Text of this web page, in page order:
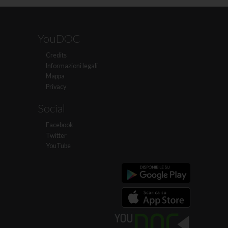
YouDOC
Credits
Informazioni legali
Mappa
Privacy
Social
Facebook
Twitter
YouTube